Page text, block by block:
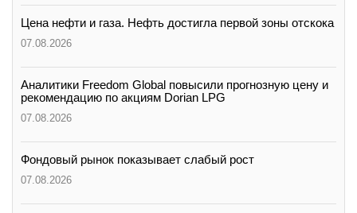
Цена нефти и газа. Нефть достигла первой зоны отскока
07.08.2026
Аналитики Freedom Global повысили прогнозную цену и
рекомендацию по акциям Dorian LPG
07.08.2026
Фондовый рынок показывает слабый рост
07.08.2026